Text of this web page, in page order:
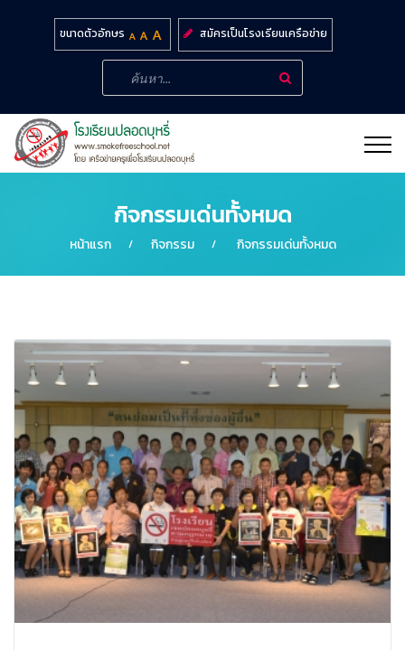
ขนาดตัวอักษร สมัครเป็นโรงเรียนเครือข่าย
กิจกรรมเด่นทั้งหมด
หน้าแรก กิจกรรม กิจกรรมเด่นทั้งหมด